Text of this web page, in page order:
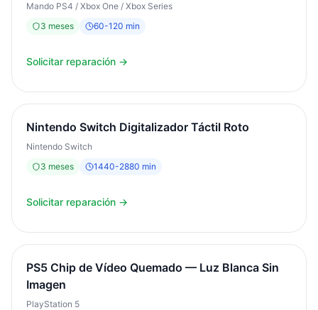
Mando PS4 / Xbox One / Xbox Series
3 meses 60-120 min
Solicitar reparación →
Nintendo Switch Digitalizador Táctil Roto
Nintendo Switch
3 meses 1440-2880 min
Solicitar reparación →
PS5 Chip de Vídeo Quemado — Luz Blanca Sin
Imagen
PlayStation 5